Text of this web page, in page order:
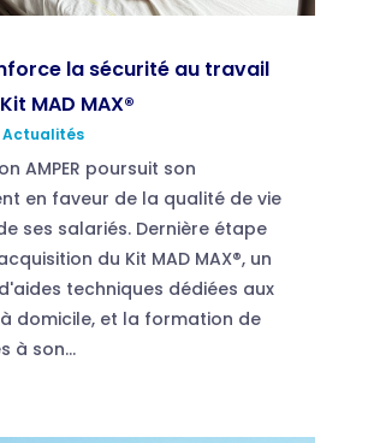
la sécurité au travail
MAD MAX®
Actualités
AMPER poursuit son
en faveur de la qualité de vie
ses salariés. Dernière étape
du Kit MAD MAX®, un
techniques dédiées aux
domicile, et la formation de
à son...